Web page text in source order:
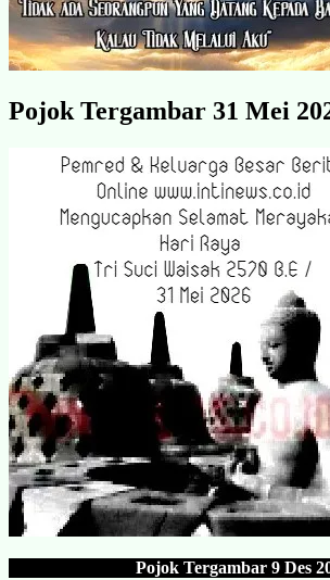
Pojok Tergambar 31 Mei
Pojok Tergambar 9 Des